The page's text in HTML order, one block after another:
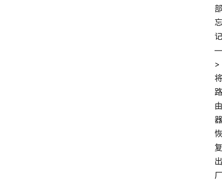
部
忘
记
>
将
路
由
器
恢
复
出
厂